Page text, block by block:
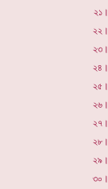
২১।
২২।
২৩।
২৪।
২৫।
২৬।
২৭।
২৮।
২৯।
৩০।